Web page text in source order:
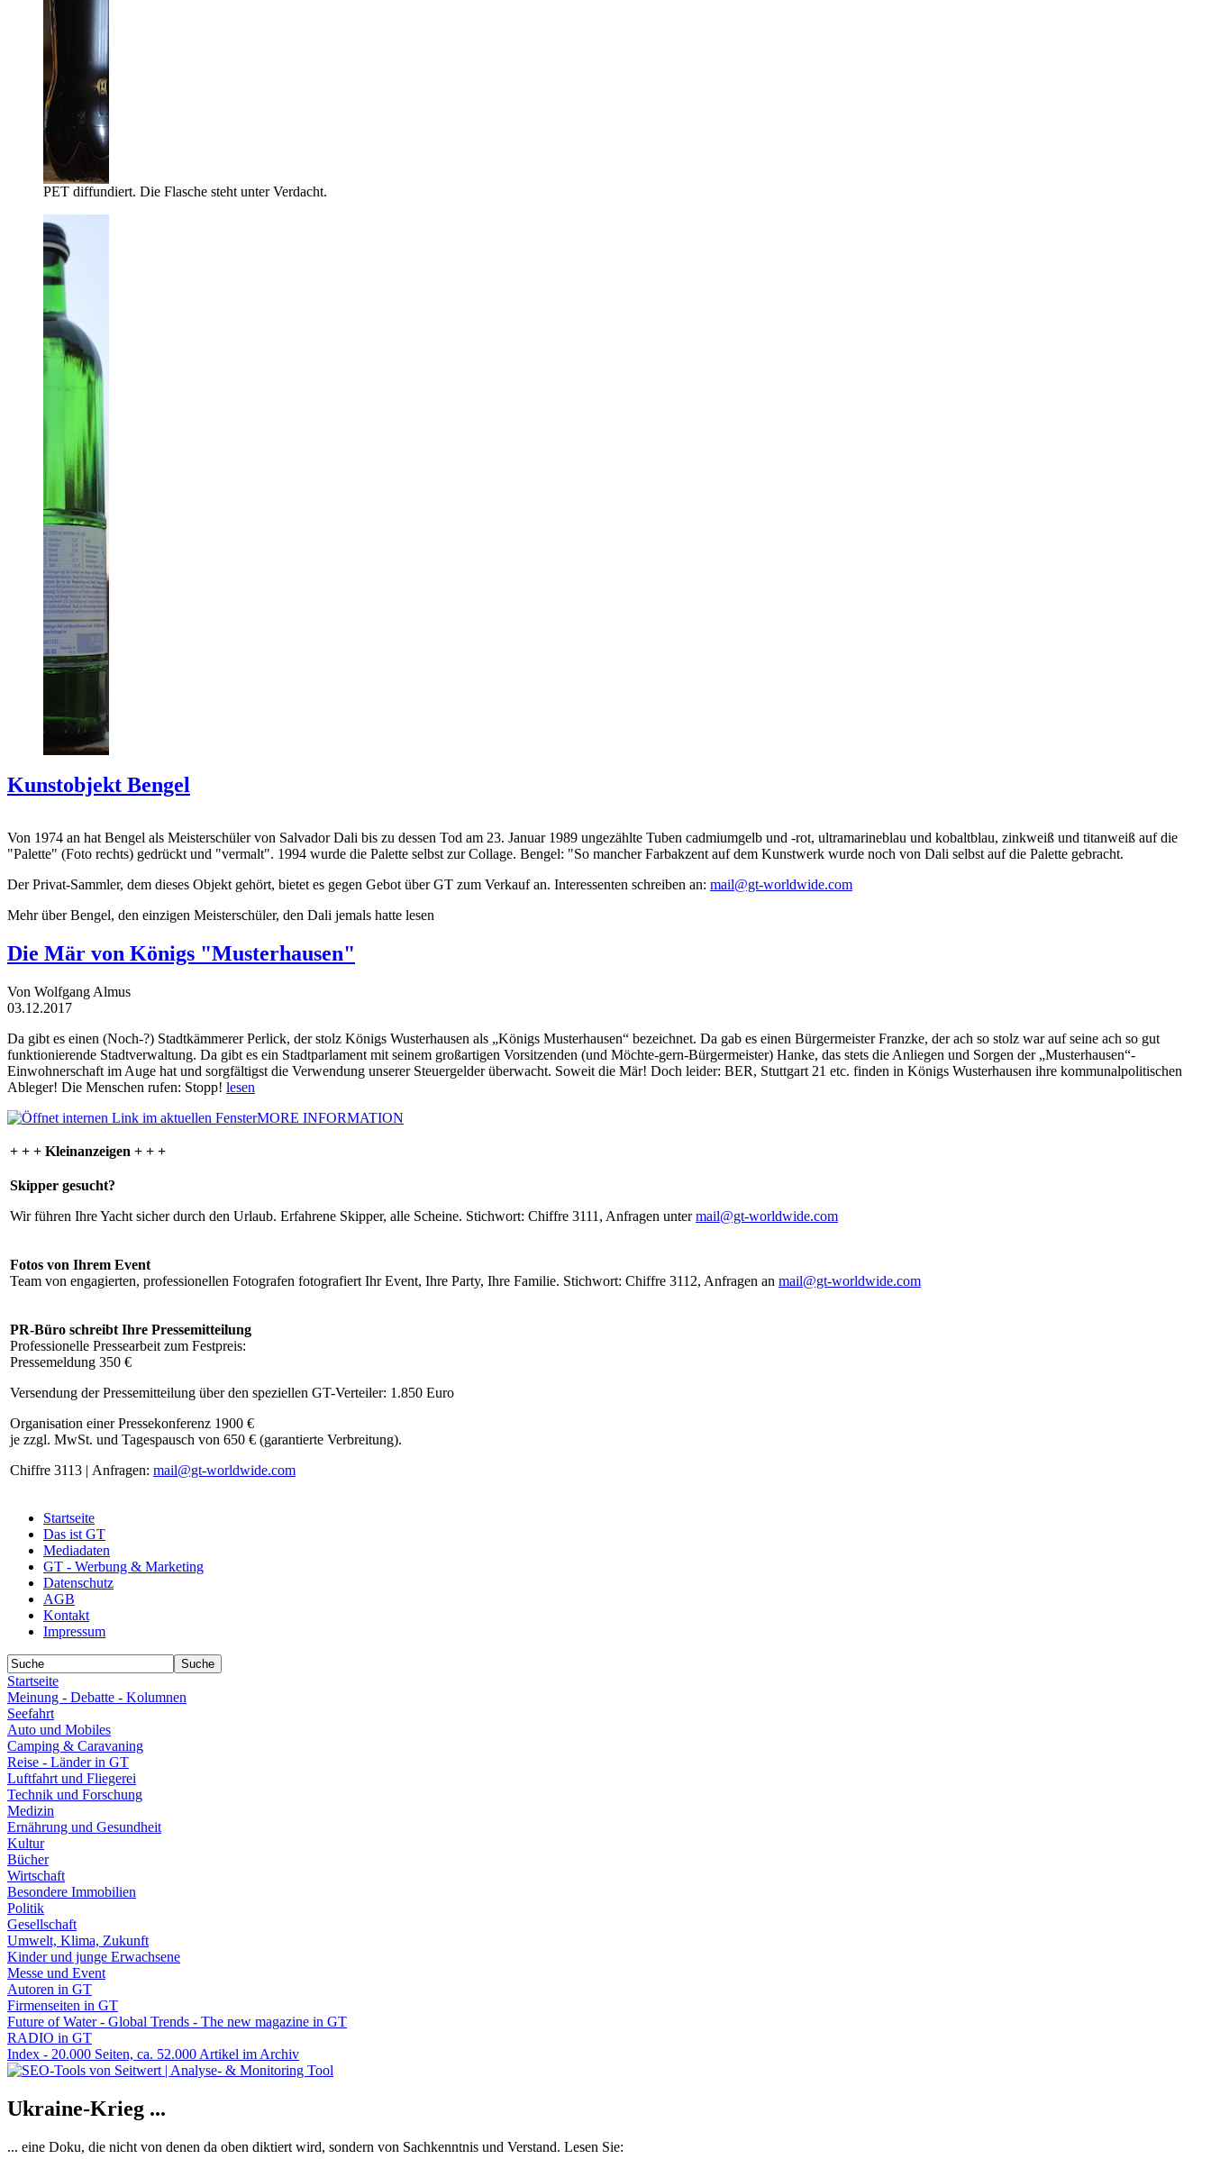
PET diffundiert. Die Flasche steht unter Verdacht.
Kunstobjekt Bengel
Von 1974 an hat Bengel als Meisterschüler von Salvador Dali bis zu dessen Tod am 23. Januar 1989 ungezählte Tuben cadmiumgelb und -rot, ultramarineblau und kobaltblau, zinkweiß und titanweiß auf die
"Palette" (Foto rechts) gedrückt und "vermalt". 1994 wurde die Palette selbst zur Collage. Bengel: "So mancher Farbakzent auf dem Kunstwerk wurde noch von Dali selbst auf die Palette gebracht.
Der Privat-Sammler, dem dieses Objekt gehört, bietet es gegen Gebot über GT zum Verkauf an. Interessenten schreiben an: mail@gt-worldwide.com
Mehr über Bengel, den einzigen Meisterschüler, den Dali jemals hatte lesen
Die Mär von Königs "Musterhausen"
Von Wolfgang Almus
03.12.2017
Da gibt es einen (Noch-?) Stadtkämmerer Perlick, der stolz Königs Wusterhausen als „Königs Musterhausen“ bezeichnet. Da gab es einen Bürgermeister Franzke, der ach so stolz war auf seine ach so gut
funktionierende Stadtverwaltung. Da gibt es ein Stadtparlament mit seinem großartigen Vorsitzenden (und Möchte-gern-Bürgermeister) Hanke, das stets die Anliegen und Sorgen der „Musterhausen“-
Einwohnerschaft im Auge hat und sorgfältigst die Verwendung unserer Steuergelder überwacht. Soweit die Mär! Doch leider: BER, Stuttgart 21 etc. finden in Königs Wusterhausen ihre kommunalpolitischen
Ableger! Die Menschen rufen: Stopp! lesen
MORE INFORMATION
+ + + Kleinanzeigen + + +
Skipper gesucht?
Wir führen Ihre Yacht sicher durch den Urlaub. Erfahrene Skipper, alle Scheine. Stichwort: Chiffre 3111, Anfragen untermail@gt-worldwide.com
Fotos von Ihrem Event
Team von engagierten, professionellen Fotografen fotografiert Ihr Event, Ihre Party, Ihre Familie. Stichwort: Chiffre 3112, Anfragen an mail@gt-worldwide.com
PR-Büro schreibt Ihre Pressemitteilung
Professionelle Pressearbeit zum Festpreis:
Pressemeldung 350 €
Versendung der Pressemitteilung über den speziellen GT-Verteiler: 1.850 Euro
Organisation einer Pressekonferenz 1900 €
je zzgl. MwSt. und Tagespausch von 650 € (garantierte Verbreitung).
Chiffre 3113 | Anfragen: mail@gt-worldwide.com
Startseite
Das ist GT
Mediadaten
GT - Werbung & Marketing
Datenschutz
AGB
Kontakt
Impressum
Startseite
Meinung - Debatte - Kolumnen
Seefahrt
Auto und Mobiles
Camping & Caravaning
Reise - Länder in GT
Luftfahrt und Fliegerei
Technik und Forschung
Medizin
Ernährung und Gesundheit
Kultur
Bücher
Wirtschaft
Besondere Immobilien
Politik
Gesellschaft
Umwelt, Klima, Zukunft
Kinder und junge Erwachsene
Messe und Event
Autoren in GT
Firmenseiten in GT
Future of Water - Global Trends - The new magazine in GT
RADIO in GT
Index - 20.000 Seiten, ca. 52.000 Artikel im Archiv
Ukraine-Krieg ...
... eine Doku, die nicht von denen da oben diktiert wird, sondern von Sachkenntnis und Verstand. Lesen Sie: